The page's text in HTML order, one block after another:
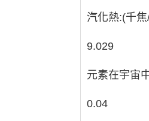
汽化熱:(千
9.029
元素在宇宙
0.04